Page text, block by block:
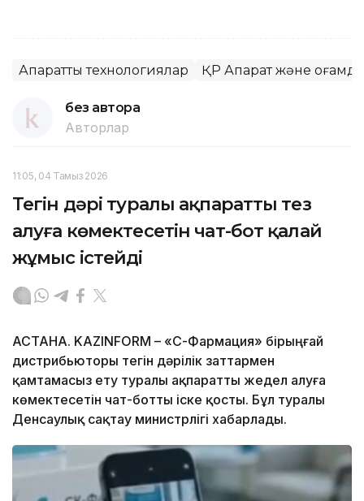
Ақпараттық технологиялар ҚР Ақпарат және
без автора
Авторлар
11:05, 04 Тамыз 2026
Тегін дәрі туралы ақпаратты тез
алуға көмектесетін чат-бот қалай
жұмыс істейді
АСТАНА. KAZINFORM – «СҚ-Фармация» бірыңғай
дистрибьюторы тегін дәрілік заттармен
қамтамасыз ету туралы ақпаратты жедел алуға
көмектесетін чат-ботты іске қосты. Бұл туралы
Денсаулық сақтау министрлігі хабарлады.